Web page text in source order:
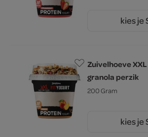
kies je
Zuivelhoeve
granola perzik
200 Gram
kies je